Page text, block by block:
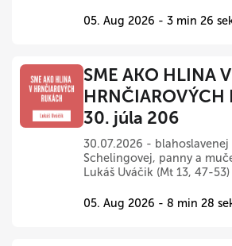
05. Aug 2026 - 3 min 26
SME AKO HLINA V
HRNČIAROVÝCH
30. júla 206
30.07.2026 -
Schelingovej, panny a
Lukáš Uváčik (Mt 13, 47-53)
05. Aug 2026 - 8 min 28